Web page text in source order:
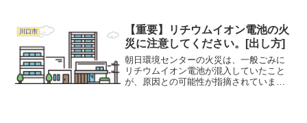
になるかたも含む）内容：糖尿病簡易検
査(ヘモグロ...
川口市
【重要】リチウムイオン電池の火
災に注意してください。[出し方]
朝日環境センターの火災は、一般ごみに
リチウムイオン電池が混入していたこと
が、原因との可能性が指摘されていま